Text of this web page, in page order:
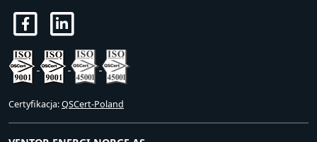
Certyfikacja:QSCert-Poland